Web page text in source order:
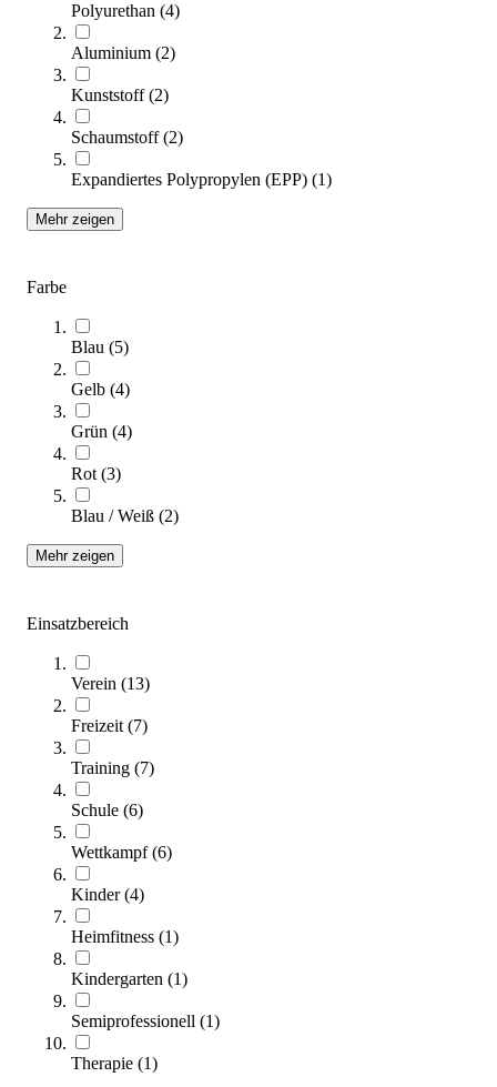
Polyurethan (4)
Aluminium (2)
Kunststoff(2)
Schaumstoff(2)
Expandiertes Polypropylen (EPP) (1)
Mehr zeigen
Farbe
Blau (5)
Gelb (4)
Grün (4)
Rot (3)
Blau / Weiß (2)
Mehr zeigen
Einsatzbereich
Verein (13)
Freizeit (7)
Training (7)
Schule (6)
Wettkampf(6)
Kinder(4)
Heimfitness (1)
Kindergarten (1)
Semiprofessionell (1)
Therapie (1)
Kübler Sport® Gymnastikseil 10er-Set
26,95 €
Zum Produkt
BH Fitness® Laufband RS1200
3.390,00 €
Zum Produkt
Längere Lieferzeit
Comfy® Schwimmnudel
7,95 €
Zum Produkt
Sofort lieferbar